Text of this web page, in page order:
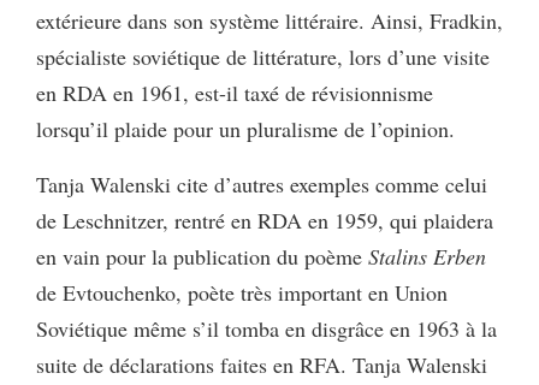
extérieure dans son système littéraire. Ainsi, Fradkin,
spécialiste soviétique de littérature, lors d’une visite
en RDA en 1961, est-il taxé de révisionnisme
lorsqu’il plaide pour un pluralisme de l’opinion.
Tanja Walenski cite d’autres exemples comme celui
de Leschnitzer, rentré en RDA en 1959, qui plaidera
en vain pour la publication du poème Stalins Erben
de Evtouchenko, poète très important en Union
Soviétique même s’il tomba en disgrâce en 1963 à la
suite de déclarations faites en RFA. Tanja Walenski